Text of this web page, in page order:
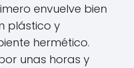
envuelve bien
plástico y
hermético.
unas horas y